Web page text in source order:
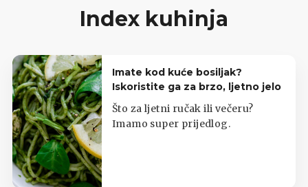
Index kuhinja
Imate kod kuće bosiljak?
Iskoristite ga za brzo, ljetno jelo
Što za ljetni ručak ili večeru?
Imamo super prijedlog.